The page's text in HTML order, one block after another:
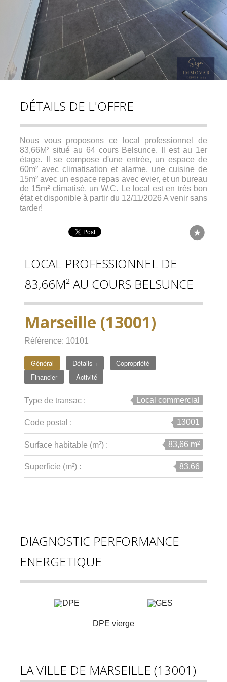
DÉTAILS DE L'OFFRE
Nous vous proposons ce local professionnel de
83,66M² situé au 64 cours Belsunce. Il est au 1er
étage. Il se compose d'une entrée, un espace de
60m² avec climatisation et alarme, une cuisine de
15m² avec un espace repas avec evier, et un bureau
de 15m² climatisé, un W.C. Le local est en très bon
état et disponible à partir du 12/11/2026 A venir sans
tarder!
LOCAL PROFESSIONNEL DE
83,66M² AU COURS BELSUNCE
Marseille (13001)
Référence: 10101
Général Détails +
Copropriété
Financier
Activité
Type de transac : Local commercial
Code postal : 13001
Surface habitable (m²) : 83,66 m²
Superficie (m²) : 83.66
DIAGNOSTIC PERFORMANCE
ENERGETIQUE
DPE vierge
LA VILLE DE MARSEILLE (13001)